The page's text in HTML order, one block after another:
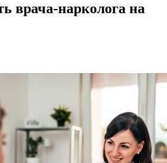
врача-нарколога на